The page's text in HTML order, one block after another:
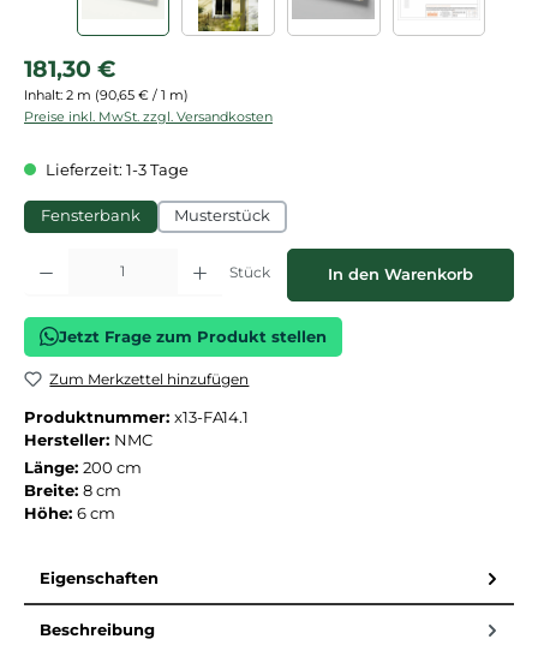
Regulärer Preis:
181,30 €
Inhalt: 2 m (90,65 € / 1 m)
Preise inkl. MwSt. zzgl. Versandkosten
Lieferzeit: 1-3 Tage
Fensterbank Musterstück
Produkt Anzahl: Gib den gewünschten Wert ein oder benutze die
Stück In den Warenkorb
Jetzt Frage zum Produkt stellen
Zum Merkzettel hinzufügen
Produktnummer: x13-FA14.1
Hersteller: NMC
Länge: 200 cm
Breite: 8 cm
Höhe: 6 cm
Eigenschaften
Beschreibung